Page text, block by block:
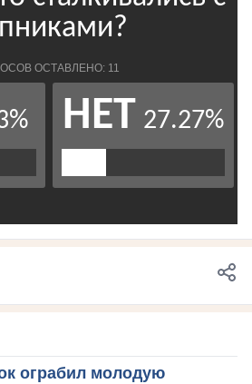
ограбил молодую